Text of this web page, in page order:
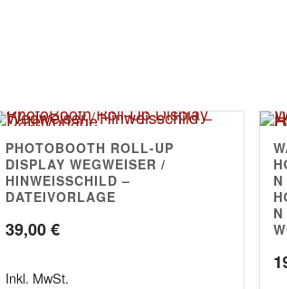
5.00
PHOTOBOOTH ROLL-UP
DISPLAY WEGWEISER /
HINWEISSCHILD –
DATEIVORLAGE
39,00€
Inkl. MwSt.